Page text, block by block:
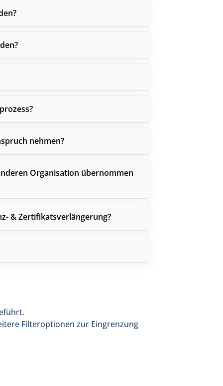
nehmen?
Organisation übernommen
& Zertifikatsverlängerung?
Filteroptionen zur Eingrenzung